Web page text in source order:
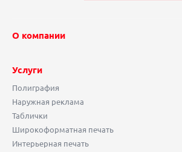
О компании
Услуги
Полиграфия
Наружная реклама
Таблички
Широкоформатная печать
Интерьерная печать